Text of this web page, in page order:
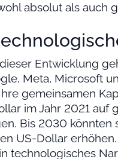
absolut als auch
Entwicklung
Meta, Microsoft
gemeinsamen
im Jahr 2021 auf
Bis 2030 könnten
US-Dollar
technologisches